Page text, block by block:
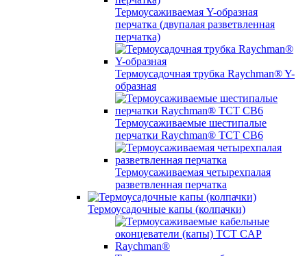
Термоусаживаемая Y-образная
перчатка (двупалая разветвленная
перчатка)
Термоусадочная трубка Raychman® Y-
образная
Термоусаживаемые шестипалые
перчатки Raychman® ТСТ СВ6
Термоусаживаемая четырехпалая
разветвленная перчатка
Термоусадочные капы (колпачки)